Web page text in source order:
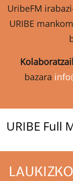
UribeFM
URIBE
bazara
URIBE Full
LAUKIZKO